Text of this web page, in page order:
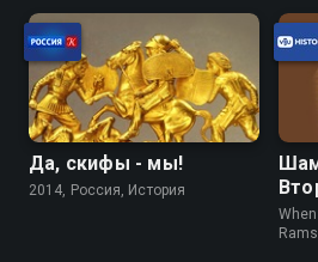
Да, скифы - мы!
2014, Россия, История